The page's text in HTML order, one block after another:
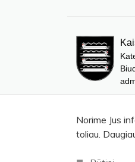
Norime Jus
toliau.